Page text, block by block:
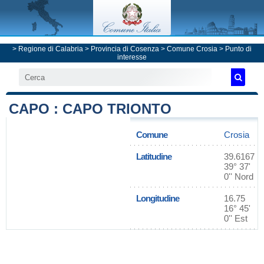
> Regione di Calabria > Provincia di Cosenza > Comune Crosia > Punto di
interesse
CAPO : CAPO TRIONTO
Comune Crosia
Latitudine
39.6167
39° 37'
0'' Nord
Longitudine
16.75
16° 45'
0'' Est